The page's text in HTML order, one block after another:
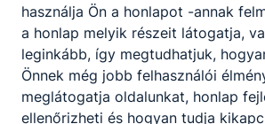
használja Ön a honlapot -annak
a honlap melyik részeit látogatja,
leginkább, így megtudhatjuk,
Önnek még jobb felhasználói
meglátogatja oldalunkat, honlap
ellenőrizheti és hogyan tudja